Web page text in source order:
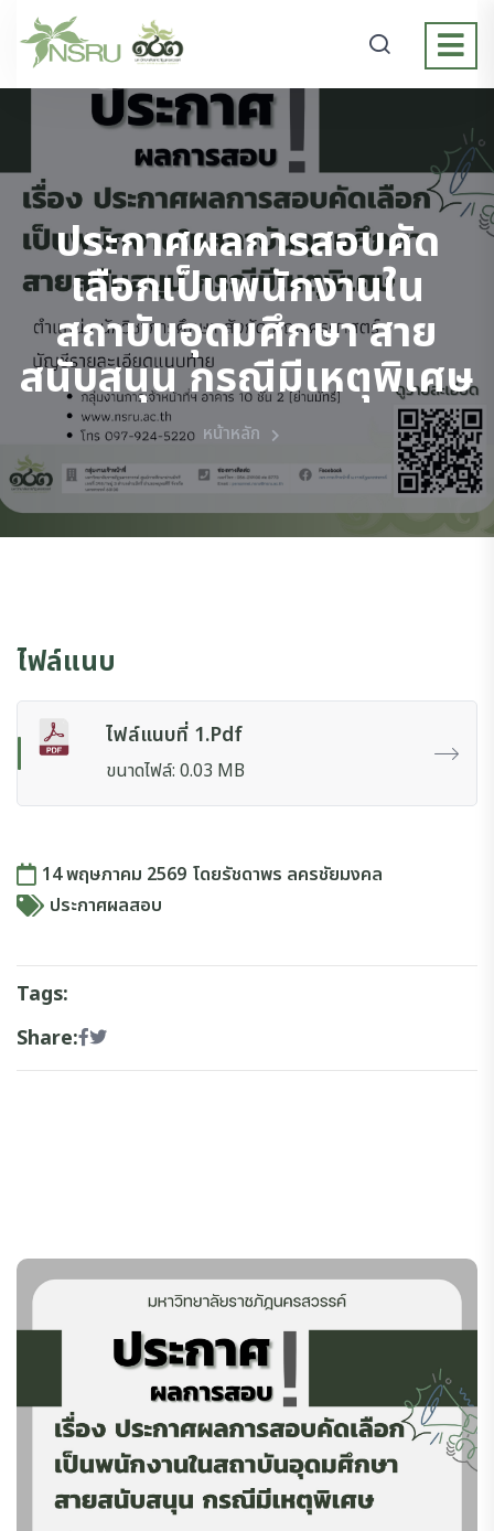
ประกาศผลการสอบคัด
เลือกเป็นพนักงานใน
สถาบันอุดมศึกษา สาย
สนับสนุน กรณีมีเหตุพิเศษ
หน้าหลัก
ไฟล์แนบ
ไฟล์แนบที่ 1.pdf
ขนาดไฟล์: 0.03 MB
14 พฤษภาคม 2569 โดยรัชดาพร ลครชัยมงคล
ประกาศผลสอบ
Tags:
Share: